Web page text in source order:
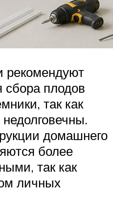
рекомендуют
сбора плодов
так как
домашнего
более
так как
личных